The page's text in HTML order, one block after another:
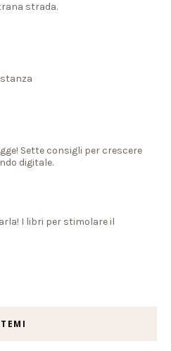
strada.
Sette consigli per crescere
digitale.
I libri per stimolare il
TEMI